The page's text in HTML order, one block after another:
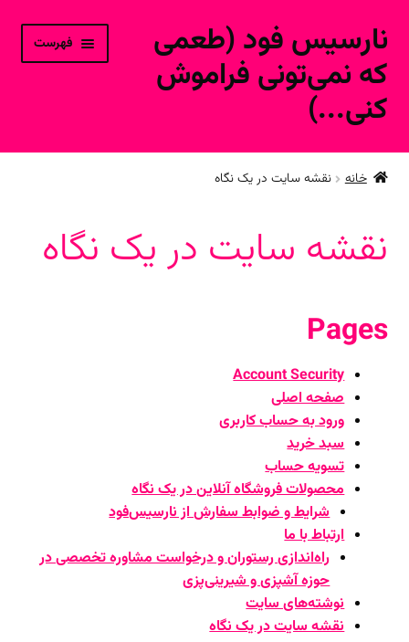
پرش
ناوبری
پرش
محتوا
نارسیس فود (طعمی
که نمی‌تونی فراموش
کنی...)
فهرست
خانه
محصولات فروشگاه آنلاین
خانه نقشه سایت در یک نگاه
نقشه سایت در یک نگاه
Pages
Account Security
صفحه اصلی
ورود به حساب کاربری
سبد خرید
تسویه حساب
محصولات فروشگاه آنلاین در یک نگاه
شرایط و ضوابط سفارش از نارسیس‌فود
ارتباط با ما
راه‌اندازی رستوران و درخواست مشاوره تخصصی در
حوزه آشپزی و شیرینی‌پزی
نوشته‌های سایت
نقشه سایت در یک نگاه